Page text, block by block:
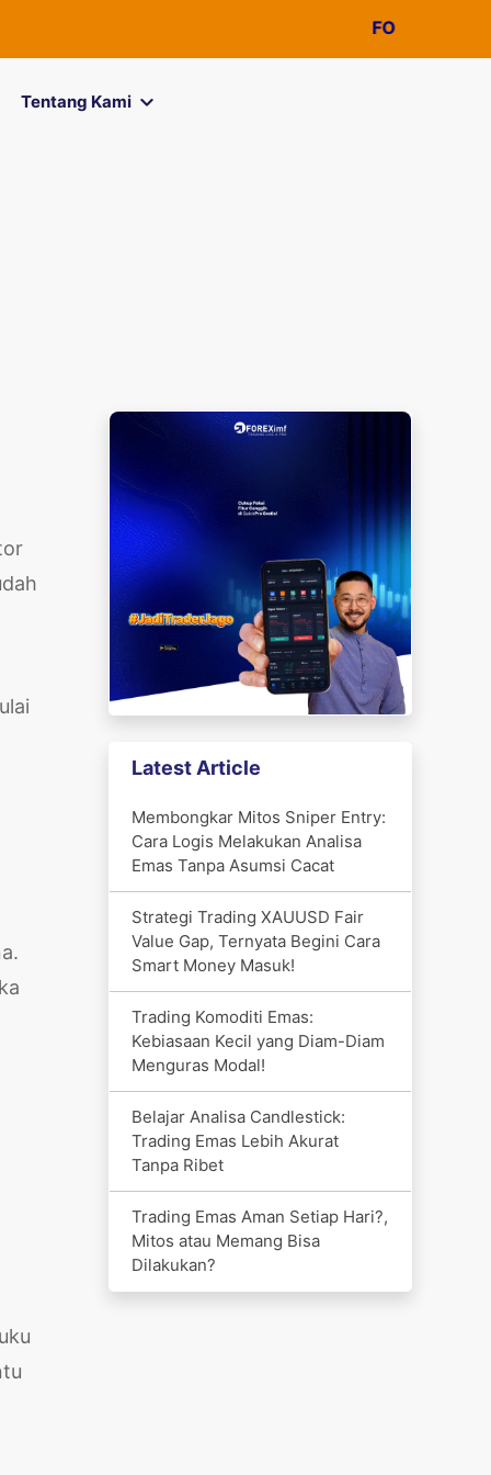
FOREXimfkini
Tentang Kami
Latest Article
Membongkar Mitos Sniper Entry:
Cara Logis Melakukan Analisa
Emas Tanpa Asumsi Cacat
Strategi Trading XAUUSD Fair
Value Gap, Ternyata Begini Cara
Smart Money Masuk!
Trading Komoditi Emas:
Kebiasaan Kecil yang Diam-Diam
Menguras Modal!
Belajar Analisa Candlestick:
Trading Emas Lebih Akurat
Tanpa Ribet
Trading Emas Aman Setiap Hari?,
Mitos atau Memang Bisa
Dilakukan?